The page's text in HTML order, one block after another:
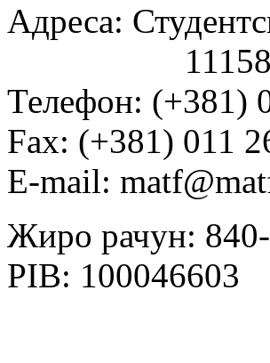
Адреса:
11158
Телефон: (+381)
Fаx: (+381) 011
E-mail:
Жиро рачун:
PIB: 100046603